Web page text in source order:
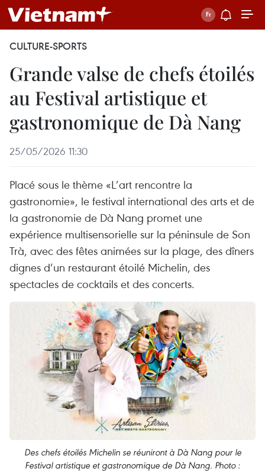
CULTURE-SPORTS
Grande valse de chefs étoilés
au Festival artistique et
gastronomique de Dà Nang
25/05/2026 11:30
Placé sous le thème «L’art rencontre la
gastronomie», le festival international des arts et de
la gastronomie de Dà Nang promet une
expérience multisensorielle sur la péninsule de Son
Trà, avec des fêtes animées sur la plage, des dîners
dignes d’un restaurant étoilé Michelin, des
spectacles de cocktails et des concerts.
Des chefs étoilés Michelin se réuniront à Dà Nang pour le
Festival artistique et gastronomique de Dà Nang. Photo :